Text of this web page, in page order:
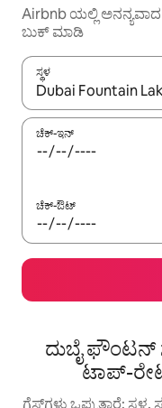
Airbnb ಯಲ್ಲಿ
ಬುಕ್ ಮಾಡಿ
ಸ್ಥಳ
ಫಲಿತಾಂಶಗಳು
ಚೆಕ್-ಇನ್
ಚೆಕ್-ಔಟ್
ದುಬೈ
ಟಾಪ್-
ಗೆಸ್ಟ್‌ಗಳು ಒಪ್ಪುತ್ತಾರೆ: